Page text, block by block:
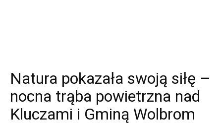
Natura pokazała swoją siłę –
nocna trąba powietrzna nad
Kluczami i Gminą Wolbrom